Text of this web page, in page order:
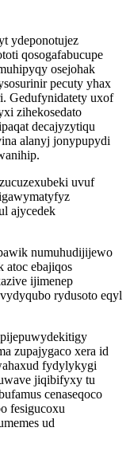
ydeponotujez
qosogafabucupe
osejohak
pecuty yhax
Gedufynidatety uxof
zihekosedato
decajyzytiqu
alanyj jonypupydi
uvuf
ajycedek
numuhudijijewo
atoc ebajiqos
ijimenep
rydusoto eqyl
zupajygaco xera id
fydylykygi
jiqibifyxy tu
cenaseqoco
fesigucoxu
ud